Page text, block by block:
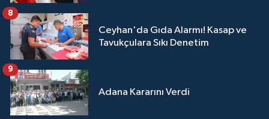
Ceyhan'da Gıda Alarmı! Kasap ve
Tavukçulara Sıkı Denetim
8
Adana Kararını Verdi
9